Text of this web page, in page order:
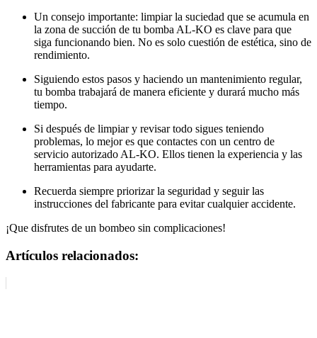
Un consejo importante: limpiar la suciedad que se acumula en
la zona de succión de tu bomba AL-KO es clave para que
siga funcionando bien. No es solo cuestión de estética, sino de
rendimiento.
Siguiendo estos pasos y haciendo un mantenimiento regular,
tu bomba trabajará de manera eficiente y durará mucho más
tiempo.
Si después de limpiar y revisar todo sigues teniendo
problemas, lo mejor es que contactes con un centro de
servicio autorizado AL-KO. Ellos tienen la experiencia y las
herramientas para ayudarte.
Recuerda siempre priorizar la seguridad y seguir las
instrucciones del fabricante para evitar cualquier accidente.
¡Que disfrutes de un bombeo sin complicaciones!
Artículos relacionados: